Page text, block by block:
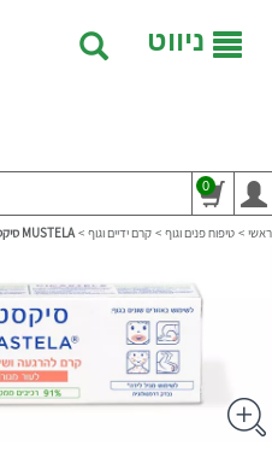
ניווט
0
ראשי > טיפוח פנים וגוף > קרם ידיים וגוף > ‎MUSTELA‎ סיקסטלה